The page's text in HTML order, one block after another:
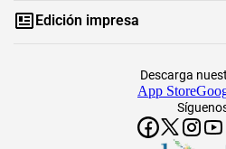
Edición impresa
Descarga
App Store